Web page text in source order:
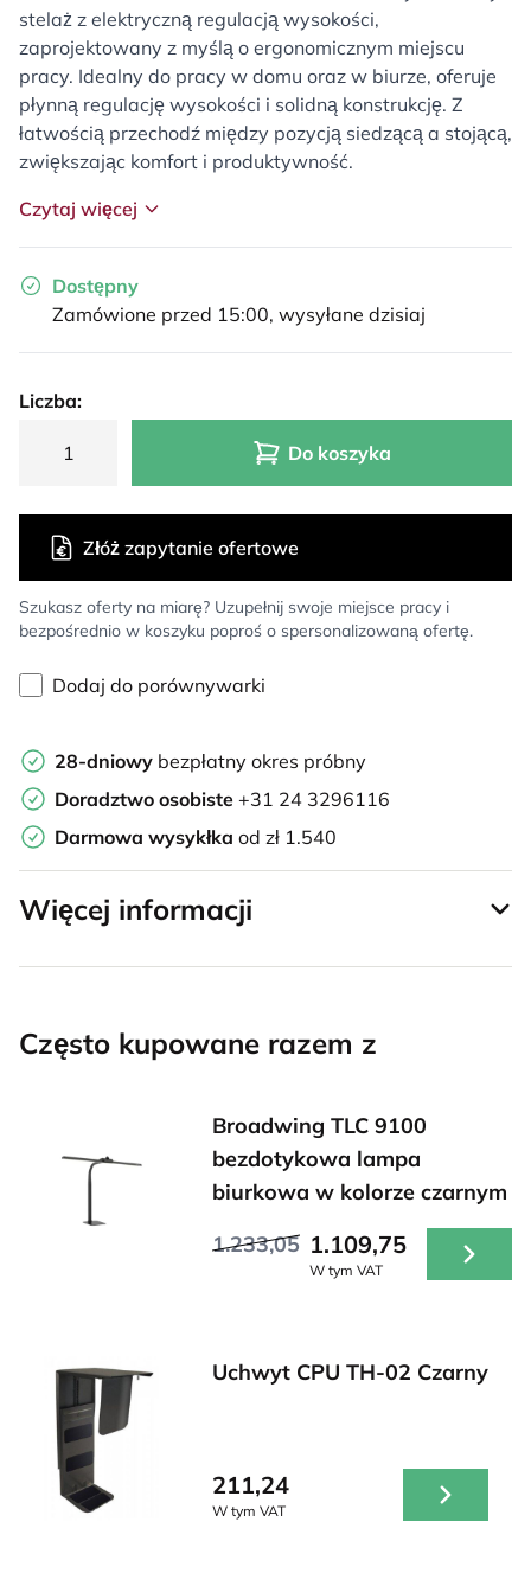
stelaż z elektryczną regulacją wysokości,
zaprojektowany z myślą o ergonomicznym miejscu
pracy. Idealny do pracy w domu oraz w biurze, oferuje
płynną regulację wysokości i solidną konstrukcję. Z
łatwością przechodź między pozycją siedzącą a stojącą,
zwiększając komfort i produktywność.
Czytaj więcej
Dostępny
Zamówione przed 15:00, wysyłane dzisiaj
Liczba:
Do koszyka
Szukasz oferty na miarę? Uzupełnij swoje miejsce pracy i
bezpośrednio w koszyku poproś o spersonalizowaną ofertę.
Złóż zapytanie ofertowe
Dodaj do porównywarki
28-dniowy bezpłatny okres próbny
Doradztwo osobiste +31 24 3296116
Darmowa wysykłka od zł 1.540
Więcej informacji
Często kupowane razem z
Broadwing TLC 9100
bezdotykowa lampa
biurkowa w kolorze czarnym
1.233,05 1.109,75
W tym VAT
Uchwyt CPU TH-02 Czarny
211,24
W tym VAT